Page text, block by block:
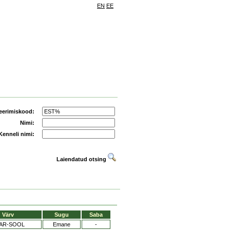
EN EE
Nimi:
nimi:
Laiendatud otsing
Värv Sugu
Saba
SOOL Emane -